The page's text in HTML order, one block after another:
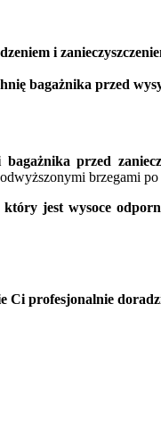
i
bagażnika przed
przed
brzegami
jest wysoce
Ci profesjonalnie